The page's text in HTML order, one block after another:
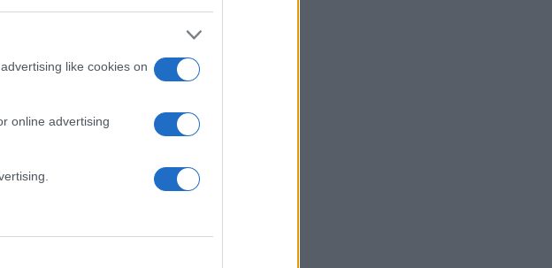
like cookies on
online advertising
Μετρό, Τραμ